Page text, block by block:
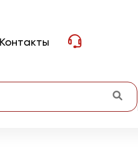
Контакты